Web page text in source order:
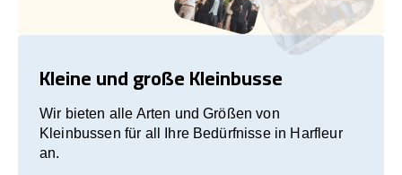
Kleine und große Kleinbusse
Wir bieten alle Arten und Größen von
Kleinbussen für all Ihre Bedürfnisse in Harfleur
an.